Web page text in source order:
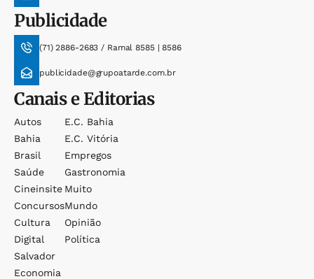
Publicidade
(71) 2886-2683 / Ramal 8585 | 8586
publicidade@grupoatarde.com.br
Canais e Editorias
Autos
Bahia
Brasil
Saúde
Cineinsite
Concursos
Cultura
Digital
Salvador
Economia
E.c. Bahia
E.c. Vitória
Empregos
Gastronomia
Muito
Mundo
Opinião
Política